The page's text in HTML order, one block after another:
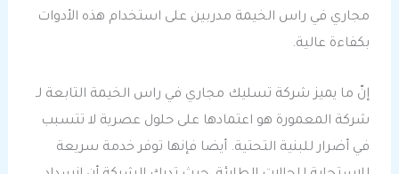
مجاري في راس الخيمة مدربين على استخدام هذه الأدوات
بكفاءة عالية.
إنّ ما يميز شركة تسليك مجاري في راس الخيمة التابعة لـ
شركة المعمورة هو اعتمادها على حلول عصرية لا تتسبب
في أضرار للبنية التحتية. أيضا فإنها توفر خدمة سريعة